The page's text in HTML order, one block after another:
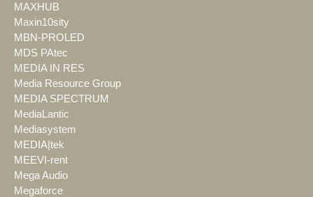
MAXHUB
Maxin10sity
MBN-PROLED
MDS PAtec
MEDIA IN RES
Media Resource Group
MEDIA SPECTRUM
MediaLantic
Mediasystem
MEDIA|tek
MEEVI-rent
Mega Audio
Megaforce